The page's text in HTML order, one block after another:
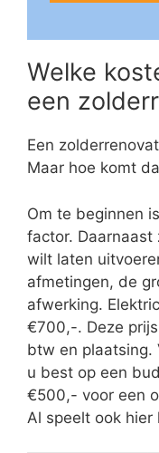
Welke
een
Een
Maar hoe komt
Om te beginnen
factor. Daarnaast
wilt laten
afmetingen, de
afwerking.
€700,-. Deze
btw en plaatsing.
u best op een
€500,- voor een
Al speelt ook